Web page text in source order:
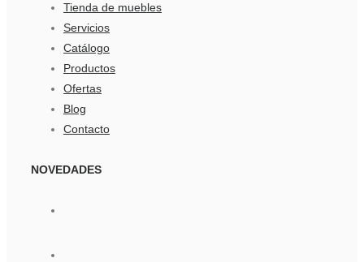
Tienda de muebles
Servicios
Catálogo
Productos
Ofertas
Blog
Contacto
NOVEDADES